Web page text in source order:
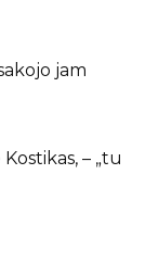
jam
– „tu